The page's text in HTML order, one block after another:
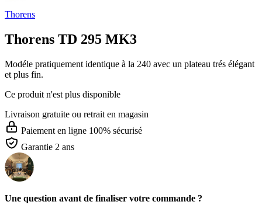
Thorens
Thorens TD 295 MK3
Modéle pratiquement identique à la 240 avec un plateau trés élégant
et plus fin.
Ce produit n'est plus disponible
Livraison gratuite ou retrait en magasin
Paiement en ligne 100% sécurisé
Garantie 2 ans
Une question avant de finaliser votre commande ?